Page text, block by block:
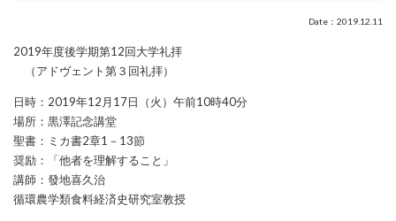
Date：2019.12.11
2019年度後学期第12回大学礼拝
（アドヴェント第３回礼拝）
日時：2019年12月17日（火）午前10時40分
場所：黒澤記念講堂
聖書：ミカ書2章1－13節
奨励：「他者を理解すること」
講師：發地喜久治
循環農学類食料経済史研究室教授